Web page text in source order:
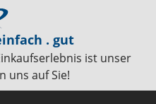
. gut
ist unser
uns auf Sie!